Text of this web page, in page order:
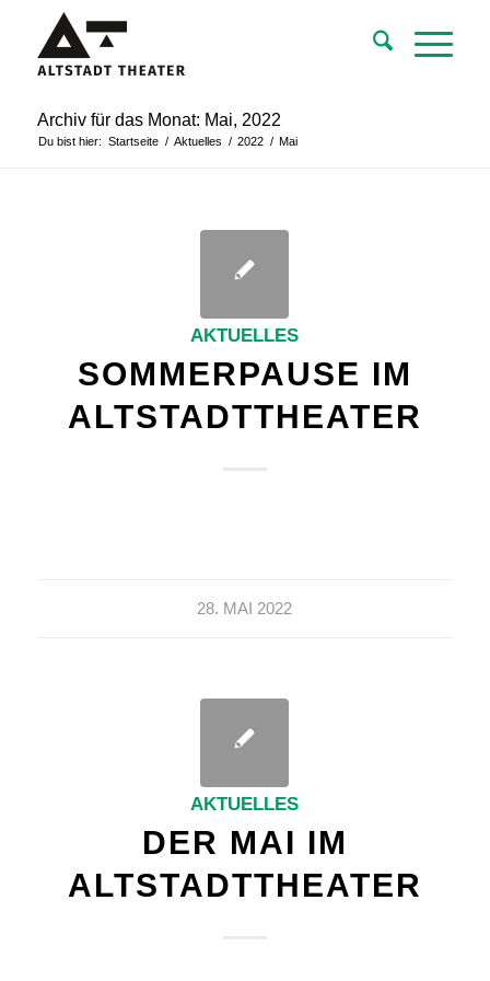
Archiv für das Monat: Mai, 2022
Du bist hier: Startseite / Aktuelles / 2022 / Mai
AKTUELLES
SOMMERPAUSE IM
ALTSTADTTHEATER
28. MAI 2022
AKTUELLES
DER MAI IM
ALTSTADTTHEATER